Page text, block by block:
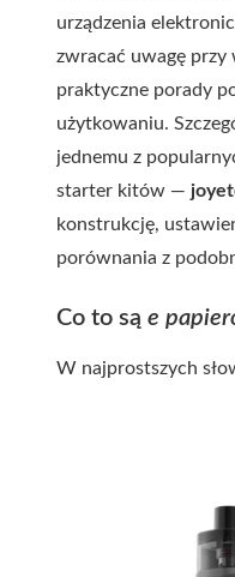
urządzenia
zwracać uwagę przy
praktyczne porady
użytkowaniu.
jednemu z
starter kitów —
konstrukcję,
porównania z
Co to są e
W najprostszych